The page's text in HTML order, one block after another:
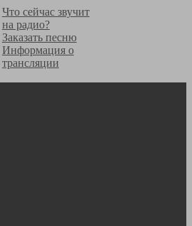
Что сейчас звучит
на радио?
Заказать песню
Информация о
трансляции